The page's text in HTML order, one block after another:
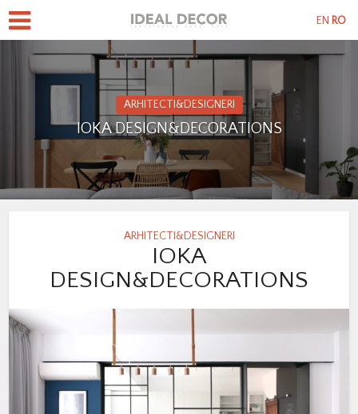
ARHITECTI&DESIGNERI
IOKA DESIGN&DECORATIONS
ARHITECTI&DESIGNERI
IOKA
DESIGN&DECORATIONS
EN RO